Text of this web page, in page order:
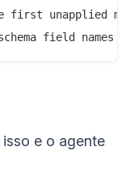
first unapplied
e o agente